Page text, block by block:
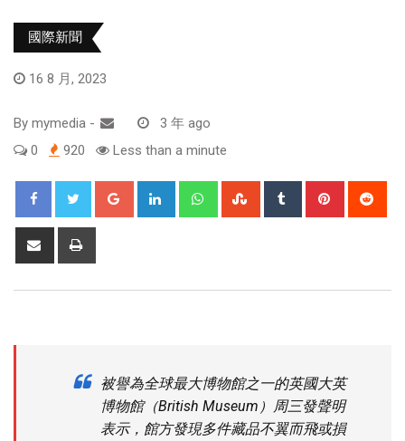
國際新聞
16 8 月, 2023
By mymedia -
3 年 ago
0
920 Less than a minute
被譽為全球最大博物館之一的英國大英
博物館（British Museum）周三發聲明
表示，館方發現多件藏品不翼而飛或損